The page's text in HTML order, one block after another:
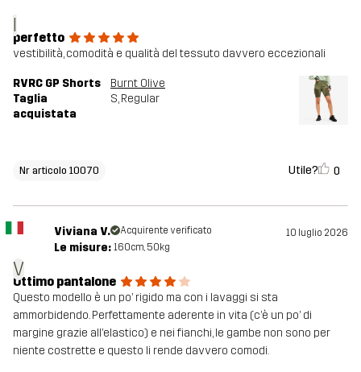
l
perfetto
vestibilità, comodità e qualità del tessuto davvero eccezionali
RVRC GP Shorts
Burnt Olive
Taglia
acquistata
S, Regular
Nr articolo 10070 Utile? 0
V
Viviana V. Acquirente verificato 10 luglio 2026
Le misure: 160cm, 50kg
Ottimo pantalone
Questo modello è un po’ rigido ma con i lavaggi si sta
ammorbidendo. Perfettamente aderente in vita (c’è un po’ di
margine grazie all’elastico) e nei fianchi, le gambe non sono per
niente costrette e questo li rende davvero comodi.